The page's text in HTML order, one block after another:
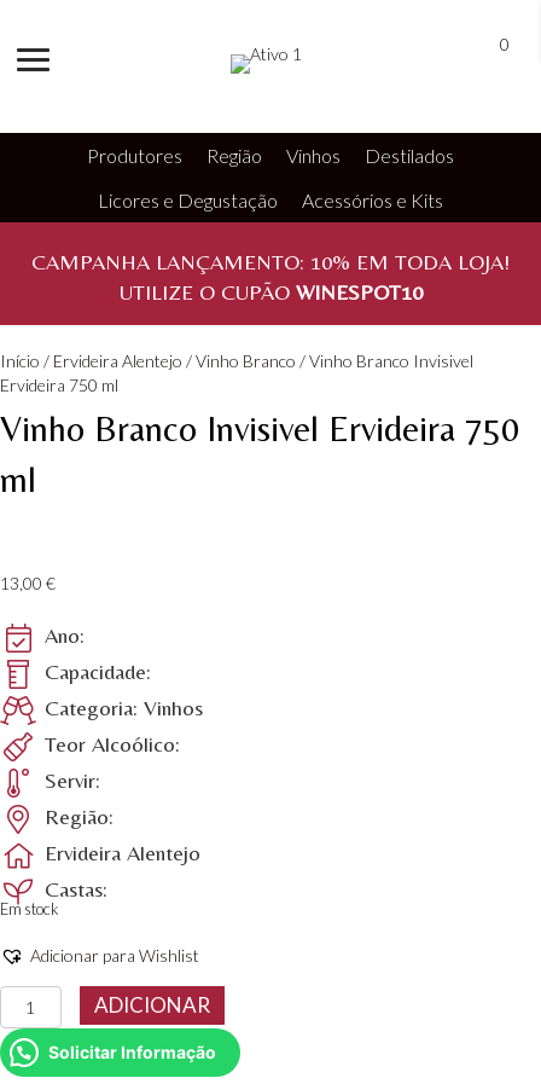
0
Produtores Região Vinhos
Destilados
Licores e Degustação
Acessórios e Kits
CAMPANHA LANÇAMENTO: 10% EM TODA LOJA!
UTILIZE O CUPÃO WINESPOT10
Início / Ervideira Alentejo /Vinho Branco / Vinho Branco Invisivel
Ervideira 750 ml
Vinho Branco Invisivel Ervideira 750
ml
13,00 €
Ano:
Capacidade:
Categoria: Vinhos
Teor Alcoólico:
Servir:
Região:
Ervideira Alentejo
Castas:
Em stock
Adicionar para Wishlist
Quantidade
de
Vinho
Branco
ADICIONAR
Solicitar Informação